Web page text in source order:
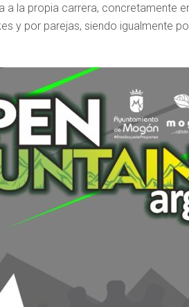
a la propia carrera, concretamente
y por parejas, siendo igualmente